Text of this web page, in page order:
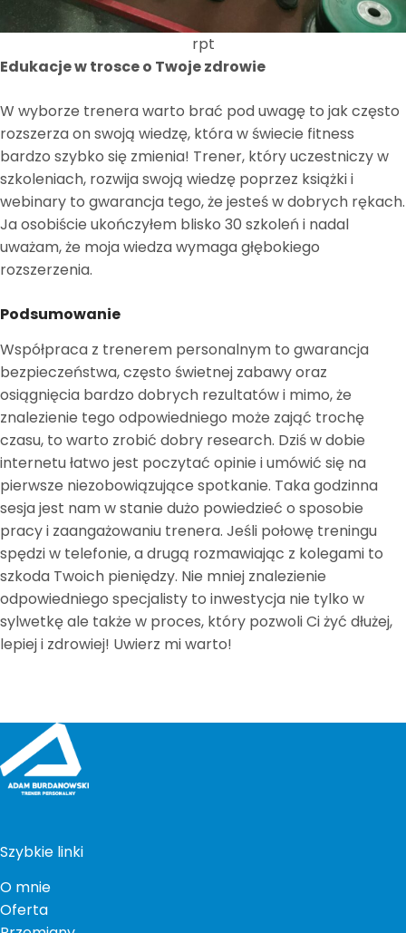
rpt
Edukacje w trosce o Twoje zdrowie
W wyborze trenera warto brać pod uwagę to jak często
rozszerza on swoją wiedzę, która w świecie fitness
bardzo szybko się zmienia! Trener, który uczestniczy w
szkoleniach, rozwija swoją wiedzę poprzez książki i
webinary to gwarancja tego, że jesteś w dobrych rękach.
Ja osobiście ukończyłem blisko 30 szkoleń i nadal
uważam, że moja wiedza wymaga głębokiego
rozszerzenia.
Podsumowanie
Współpraca z trenerem personalnym to gwarancja
bezpieczeństwa, często świetnej zabawy oraz
osiągnięcia bardzo dobrych rezultatów i mimo, że
znalezienie tego odpowiedniego może zająć trochę
czasu, to warto zrobić dobry research. Dziś w dobie
internetu łatwo jest poczytać opinie i umówić się na
pierwsze niezobowiązujące spotkanie. Taka godzinna
sesja jest nam w stanie dużo powiedzieć o sposobie
pracy i zaangażowaniu trenera. Jeśli połowę treningu
spędzi w telefonie, a drugą rozmawiając z kolegami to
szkoda Twoich pieniędzy. Nie mniej znalezienie
odpowiedniego specjalisty to inwestycja nie tylko w
sylwetkę ale także w proces, który pozwoli Ci żyć dłużej,
lepiej i zdrowiej! Uwierz mi warto!
Szybkie linki
O mnie
Oferta